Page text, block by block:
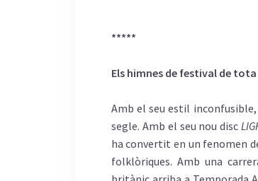
*****
Els himnesde festival de tota
Amb elseu estil inconfusible,
segle. Amb el seu nou disc
haconvertit en un fenomen
folklòriques. Amb una